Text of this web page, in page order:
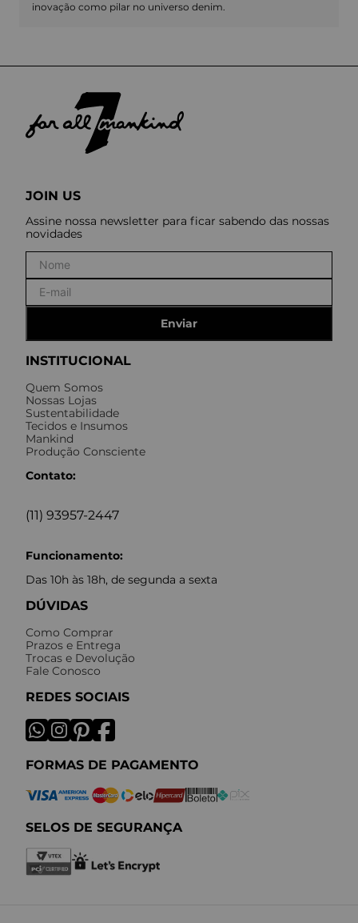
inovação como pilar no universo denim.
INSTITUCIONAL
Quem Somos
Nossas Lojas
Sustentabilidade
Tecidos e Insumos
Mankind
Produção Consciente
Contato:
(11) 93957-2447
Funcionamento:
Das 10h às 18h, de segunda a sexta
DÚVIDAS
Como Comprar
Prazos e Entrega
Trocas e Devolução
Fale Conosco
REDES SOCIAIS
FORMAS DE PAGAMENTO
SELOS DE SEGURANÇA
JOIN US
Assine nossa newsletter para ficar sabendo das nossas
novidades
Enviar